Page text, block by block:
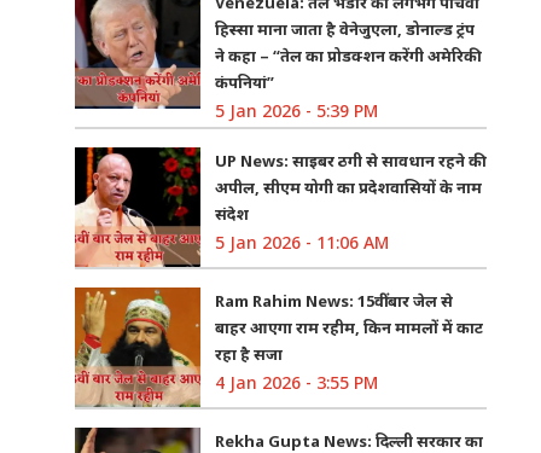
हिस्सा माना जाता है वेनेजुएला, डोनाल्ड ट्रंप
ने कहा – “तेल का प्रोडक्शन करेंगी अमेरिकी
कंपनियां”
5 Jan 2026 - 5:39 PM
UP News: साइबर ठगी से सावधान रहने की
अपील, सीएम योगी का प्रदेशवासियों के नाम
संदेश
5 Jan 2026 - 11:06 AM
Ram Rahim News: 15वीं बार जेल से
बाहर आएगा राम रहीम, किन मामलों में काट
रहा है सजा
4 Jan 2026 - 3:55 PM
Rekha Gupta News: दिल्ली सरकार का